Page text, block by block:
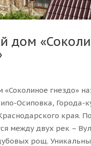
дом
«Соколиное гнездо»
Осиповка, Города-
края.
между двух рек –
рощ.